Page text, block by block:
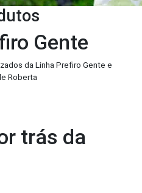
Gente
da Linha Prefiro Gente e
Roberta
trás da